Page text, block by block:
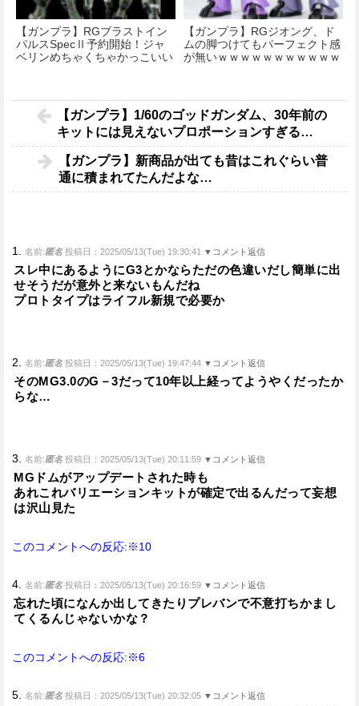
【ガンプラ】RGブラストイン
パルスSpecⅡ予約開始！ジャ
ベリンめちゃくちゃかっこいい
【ガンプラ】RGジオング、ド
ムの脚つけてもパーフェクト感
が無いｗｗｗｗｗｗｗｗｗｗｗ
【ガンプラ】1/60のゴッドガンダム、30年前の
キットには見えないプロポーションすぎる…
【ガンプラ】新商品が出ても昔はこれぐらい普
通に積まれてたんだよな…
1. 名前:匿名 投稿日：2025/05/13(Tue) 19:30:41 ▼コメント返信
スレ中にあるようにG3とかならただの色違いだし簡単に出
せそうだが意外と来ないもんだね
プロトタイプはライフル新規で必要か
2. 名前:匿名 投稿日：2025/05/13(Tue) 19:47:44 ▼コメント返信
そのMG3.0のG－3だって10年以上経ってようやくだったか
らな…
3. 名前:匿名 投稿日：2025/05/13(Tue) 20:11:59 ▼コメント返信
MGドムがアップデートされた時も
あれこれバリエーションキットが確定で出るんだって妄想
は沢山見た
このコメントへの反応:※10
4. 名前:匿名 投稿日：2025/05/13(Tue) 20:16:59 ▼コメント返信
忘れた頃になんか出してきたりプレバンで不意打ちかまし
てくるんじゃないかな？
このコメントへの反応:※6
5. 名前:匿名 投稿日：2025/05/13(Tue) 20:32:05 ▼コメント返信